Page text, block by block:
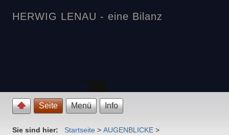
HERWIG LENAU - eine Bilanz
Seite Menü Info
Sie sind hier: Startseite > AUGENBLICKE >